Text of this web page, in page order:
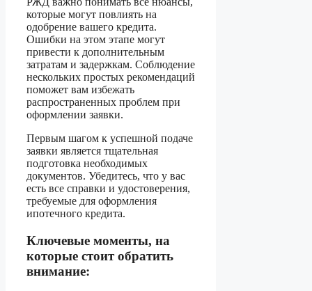
которые могут повлиять на
одобрение вашего кредита.
Ошибки на этом этапе могут
привести к дополнительным
затратам и задержкам. Соблюдение
нескольких простых рекомендаций
поможет вам избежать
распространенных проблем при
оформлении заявки.
Первым шагом к успешной подаче
заявки является тщательная
подготовка необходимых
документов. Убедитесь, что у вас
есть все справки и удостоверения,
требуемые для оформления
ипотечного кредита.
Ключевые моменты, на
которые стоит обратить
внимание: